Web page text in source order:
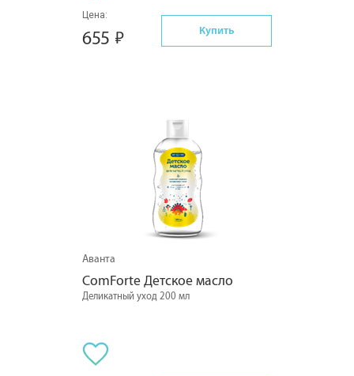
Цена:
655 Купить
Аванта
ComForte Детское масло
Деликатный уход 200 мл